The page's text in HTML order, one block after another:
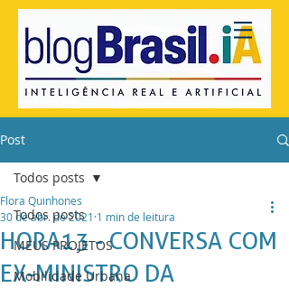
Post
Todos posts
MEUS PROJETOS
Mobilidade Urbana
Todos posts
HORA13 - CONVERSA COM
EX-MINISTRO DA
Flora Quinhones
30 de abr. de 2021 1 min de leitura